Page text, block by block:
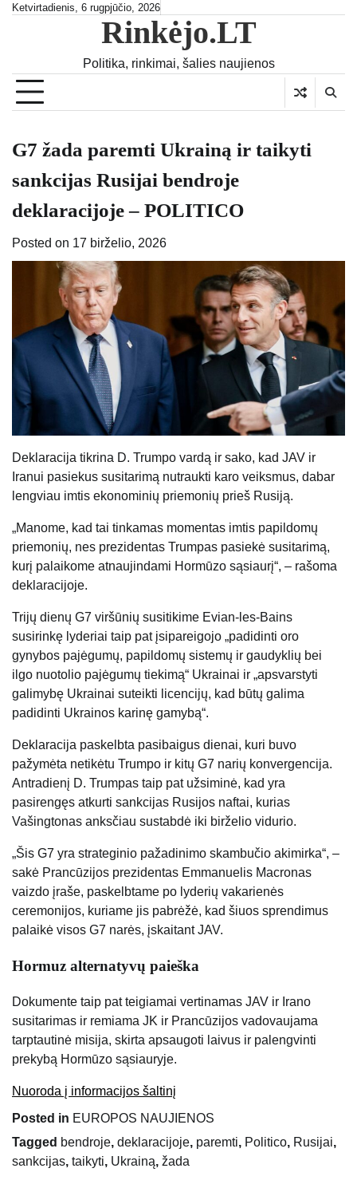
SkipKetvirtadienis, 6 rugpjūčio, 2026
Rinkėjo.LT
Politika, rinkimai, šalies naujienos
G7 žada paremti Ukrainą ir taikyti
sankcijas Rusijai bendroje
deklaracijoje – POLITICO
Posted on 17 birželio, 2026
Deklaracija tikrina D. Trumpo vardą ir sako, kad JAV ir
Iranui pasiekus susitarimą nutraukti karo veiksmus, dabar
lengviau imtis ekonominių priemonių prieš Rusiją.
„Manome, kad tai tinkamas momentas imtis papildomų
priemonių, nes prezidentas Trumpas pasiekė susitarimą,
kurį palaikome atnaujindami Hormūzo sąsiaurį“, – rašoma
deklaracijoje.
Trijų dienų G7 viršūnių susitikime Evian-les-Bains
susirinkę lyderiai taip pat įsipareigojo „padidinti oro
gynybos pajėgumų, papildomų sistemų ir gaudyklių bei
ilgo nuotolio pajėgumų tiekimą“ Ukrainai ir „apsvarstyti
galimybę Ukrainai suteikti licencijų, kad būtų galima
padidinti Ukrainos karinę gamybą“.
Deklaracija paskelbta pasibaigus dienai, kuri buvo
pažymėta netikėtu Trumpo ir kitų G7 narių konvergencija.
Antradienį D. Trumpas taip pat užsiminė, kad yra
pasirengęs atkurti sankcijas Rusijos naftai, kurias
Vašingtonas anksčiau sustabdė iki birželio vidurio.
„Šis G7 yra strateginio pažadinimo skambučio akimirka“, –
sakė Prancūzijos prezidentas Emmanuelis Macronas
vaizdo įraše, paskelbtame po lyderių vakarienės
ceremonijos, kuriame jis pabrėžė, kad šiuos sprendimus
palaikė visos G7 narės, įskaitant JAV.
Hormuz alternatyvų paieška
Dokumente taip pat teigiamai vertinamas JAV ir Irano
susitarimas ir remiama JK ir Prancūzijos vadovaujama
tarptautinė misija, skirta apsaugoti laivus ir palengvinti
prekybą Hormūzo sąsiauryje.
Nuoroda į informacijos šaltinį
Posted in EUROPOS NAUJIENOS
Tagged bendroje, deklaracijoje, paremti, Politico, Rusijai,
sankcijas, taikyti, Ukrainą, žada